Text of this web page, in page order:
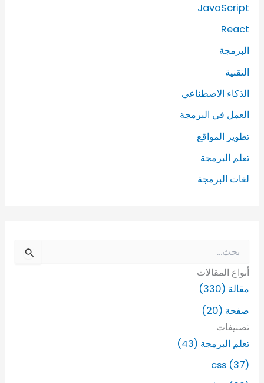
JavaScript
React
البرمجة
التقنية
الذكاء الاصطناعي
العمل في البرمجة
تطوير المواقع
تعلم البرمجة
لغات البرمجة
ب
ح
ع
:
أنواع المقالات
مقالة (330)
صفحة (20)
تصنيفات
تعلم البرمجة (43)
css (37)